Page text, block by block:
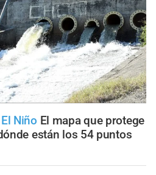
Niño El mapa que protege
están los 54 puntos